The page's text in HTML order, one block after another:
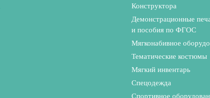
Конструктора
Демонстрационные
и пособия по ФГОС
Мягконабивное
Тематические костюмы
Мягкий инвентарь
Спецодежда
Спортивное